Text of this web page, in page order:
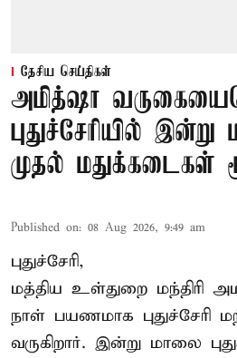
தேசிய செய்திகள்
அமித்ஷா
புதுச்சேரியில்
முதல் மதுக்கடைகள்
Published on: 08 Aug 2026, 9:49 am
புதுச்சேரி,
மத்திய உள்துறை மந்திரி
நாள் பயணமாக புதுச்சேரி
வருகிறார். இன்று மாலை